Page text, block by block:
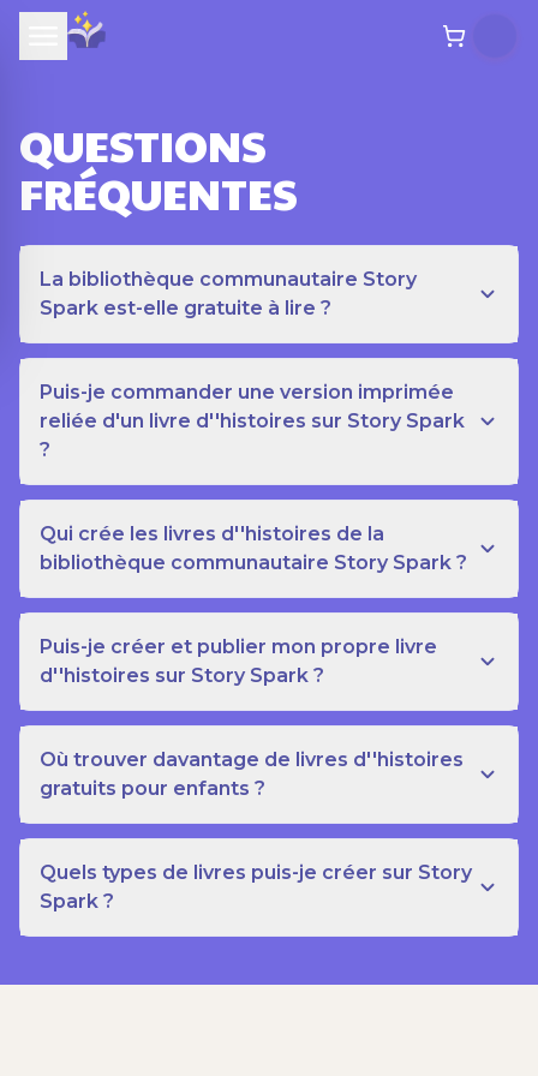
QUESTIONS
FRÉQUENTES
La bibliothèque communautaire Story
Spark est-elle gratuite à lire ?
Puis-je commander une version imprimée
reliée d'un livre d''histoires sur Story Spark
?
Qui crée les livres d''histoires de la
bibliothèque communautaire Story Spark ?
Puis-je créer et publier mon propre livre
d''histoires sur Story Spark ?
Où trouver davantage de livres d''histoires
gratuits pour enfants ?
Quels types de livres puis-je créer sur Story
Spark ?